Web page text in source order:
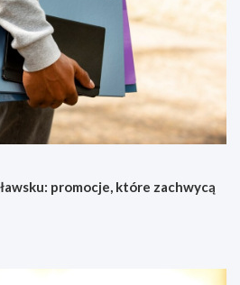
promocje, które zachwycą